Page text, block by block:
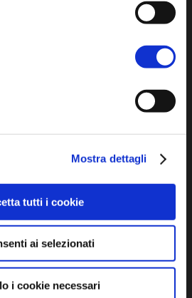
Mostra dettagli
tutti i cookie
ai selezionati
i cookie necessari
alla newsletter
policy